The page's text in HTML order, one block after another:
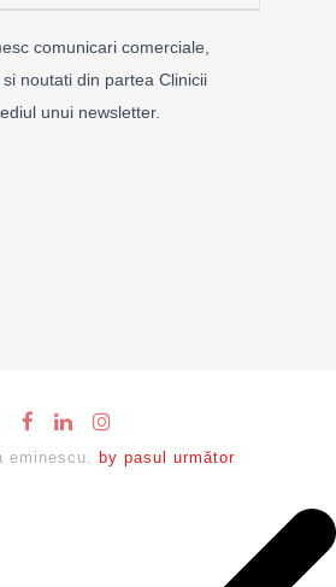
comunicari comerciale,
noutati din partea Clinicii
unui newsletter.
eminescu. by pasul următor